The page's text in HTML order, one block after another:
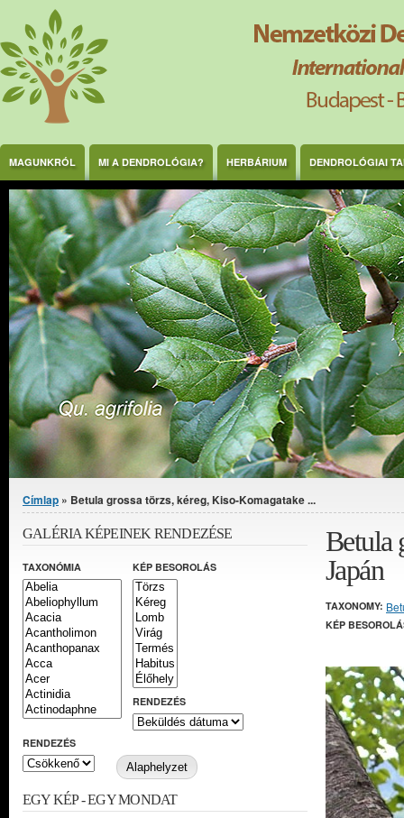
Ugrás a tartalomra
MAGUNKRÓL MI A DENDROLÓGIA? HERBÁRIUM DENDROLÓGIAI
Jelenlegi hely
Címlap » Betula grossa törzs, kéreg, Kiso-Komagatake ...
Betula
Japán
TAXONOMY:
KÉP
GALÉRIA KÉPEINEK RENDEZÉSE
TAXONÓMIA KÉP BESOROLÁS
RENDEZÉS
RENDEZÉS
EGY KÉP - EGY MONDAT